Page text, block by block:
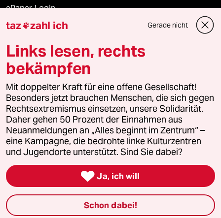
ePaper Login
Downloads für Abonnierende
© 2026 taz Verlags und Vertriebs GmbH
Alle Rechte vorbehalten. Bei rechtlichen Fragen oder für Genehmigungen
wenden Sie sich bitte an
lizenzen@taz.de
Feedback Redaktionsstatut Kommune-Richtlinien
Leitlinie Informant Datenschutz Impressum AGB
Seitenwende Einwilligungen widerrufen (Ads)
taz zahl ich Gerade nicht
Links lesen, rechts
bekämpfen
Mit doppelter Kraft für eine offene Gesellschaft!
Besonders jetzt brauchen Menschen, die sich gegen
Rechtsextremismus einsetzen, unsere Solidarität.
Daher gehen 50 Prozent der Einnahmen aus
Neuanmeldungen an „Alles beginnt im Zentrum“ –
eine Kampagne, die bedrohte linke Kulturzentren
und Jugendorte unterstützt. Sind Sie dabei?
 Ja, ich will
Schon dabei!